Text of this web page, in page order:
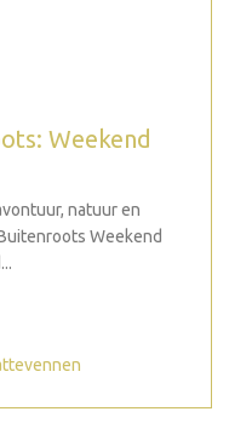
Weekend
natuur en
Weekend